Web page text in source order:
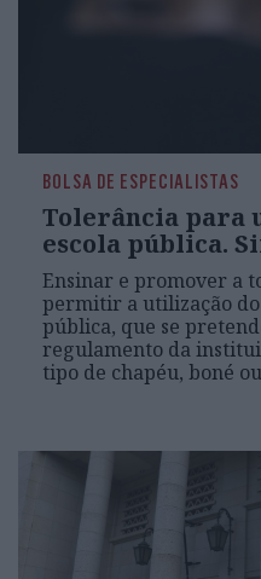
BOLSA DE ESPECIALISTAS
Tolerância para
escola pública.
Ensinar e promover a
permitir a utilização
pública, que se
regulamento da
tipo de chapéu, boné